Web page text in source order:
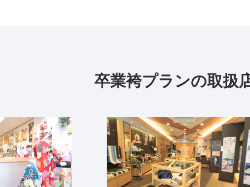
卒業袴プランの取扱